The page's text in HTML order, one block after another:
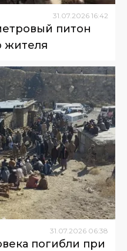
31 07 2026 16:42
питон
жителя
31 07 2026 06:38
погибли при